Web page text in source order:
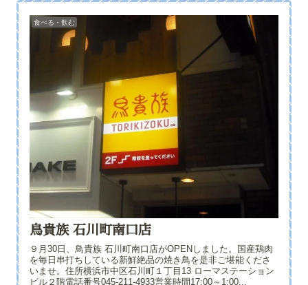
食べる・飲む
鳥貴族 石川町南口店
９月30日、鳥貴族 石川町南口店がOPENしました。国産鶏肉
を毎日串打ちしている新鮮絶品の焼き鳥を是非ご堪能くださ
いませ。住所横浜市中区石川町１丁目13 ローマステーション
ビル２階電話番号045-211-4933営業時間17:00～1:00...